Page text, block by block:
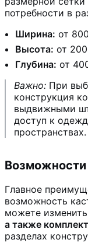
потребности в
Ширина: от
Высота: от
Глубина: от
Важно: При
конструкция
выдвижными
доступ к
пространствах.
Возможности
Главное
возможность
можете изменить
а также
разделах